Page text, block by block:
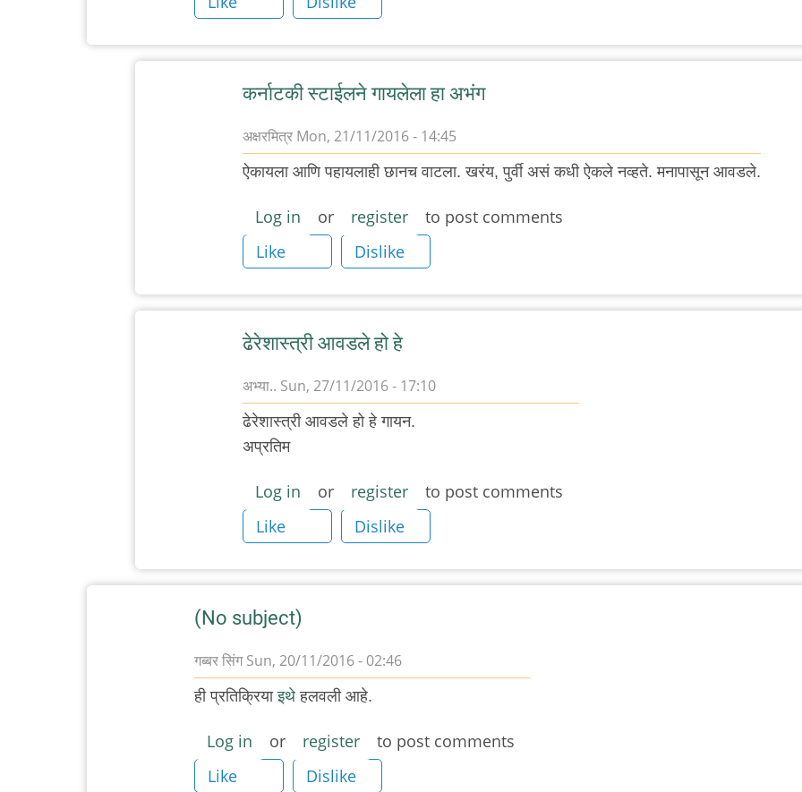
कर्नाटकी स्टाईलने गायलेला हा अभंग
अक्षरमित्र Mon, 21/11/2016 - 14:45
In
reply
कर्नाटकी
स्टाईलने
हा
by
ढेरे
ऐकायला आणि पहायलाही छानच वाटला. खरंय, पुर्वी असं कधी ऐकले नव्हते. मनापासून आवडले.
Log in or register
to post comments
Like
Dislike
ढेरेशास्त्री आवडले हो हे
अभ्या.. Sun, 27/11/2016 - 17:10
In
reply
कर्नाटकी
स्टाईलने
गायलेला
by
अनुप
ढेरेशास्त्री आवडले हो हे गायन.
अप्रतिम
Log in or register
to post comments
Like
Dislike
(No subject)
गब्बर सिंगSun, 20/11/2016 - 02:46
ही प्रतिक्रियाइथे हलवली आहे.
Log in or register
to post comments
Like
Dislike